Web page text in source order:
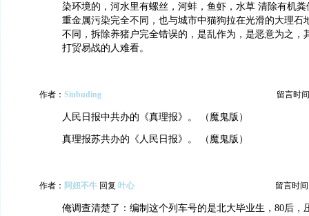
染环境的，河水里有螺丝，河蚌，鱼虾，水草 清除有机
重金属污染完全不同，也与城市中猫狗拉在光滑的大理石
不同，拆除养猪户完全错误的，是乱作为，是恶意为之，
打贸易战的人难看。
作者： Siubuding 留言时
人民日报中共办的《真理报》。 （魔鬼版）
真理报苏共办的《人民日报》。 （魔鬼版）
作者： 阿妞不牛 回复 叶心 留言时间
俺调查清楚了：编制这个列车号的是北大毕业生，80后，